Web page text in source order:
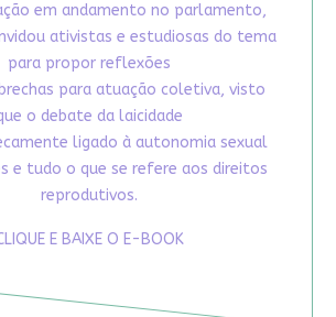
em andamento no parlamento,
ativistas e estudiosas do tema
para propor reflexões
para atuação coletiva, visto
o debate da laicidade
ligado à autonomia sexual
e tudo o que se refere aos direitos
reprodutivos.
E BAIXE O E-BOOK